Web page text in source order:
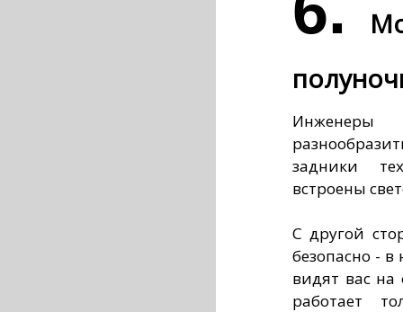
Инженеры
задники
встроены
С другой
безопасно -
видят вас на
работает